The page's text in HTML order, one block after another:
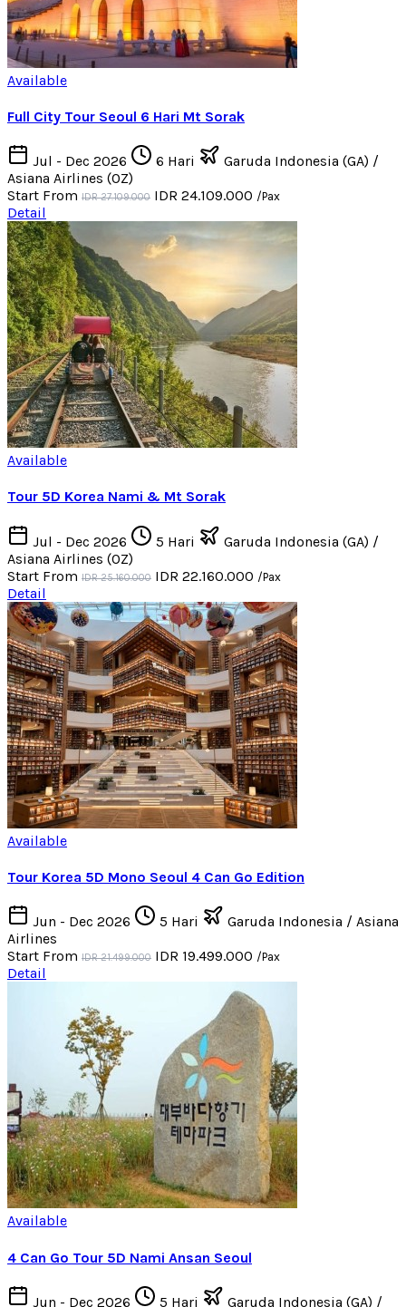
Available
Full City Tour Seoul 6 Hari Mt Sorak
Jul - Dec 2026 6 Hari
Garuda Indonesia (GA) /
Asiana Airlines (OZ)
Start From IDR 27.109.000 IDR 24.109.000 /Pax
Detail
Available
Tour 5D Korea Nami & Mt Sorak
Jul - Dec 2026 5 Hari
Garuda Indonesia (GA) /
Asiana Airlines (OZ)
Start From IDR 25.160.000 IDR 22.160.000 /Pax
Detail
Available
Tour Korea 5D Mono Seoul 4 Can Go Edition
Jun - Dec 2026 5 Hari
Garuda Indonesia / Asiana
Airlines
Start From IDR 21.499.000 IDR 19.499.000 /Pax
Detail
Available
4 Can Go Tour 5D Nami Ansan Seoul
Jun - Dec 2026 5 Hari Garuda Indonesia (GA) /